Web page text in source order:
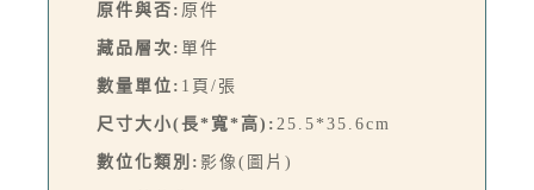
原件與否: 原件
藏品層次: 單件
數量單位: 1頁/張
尺寸大小(長*寬*高): 25.5*35.6cm
數位化類別: 影像(圖片)